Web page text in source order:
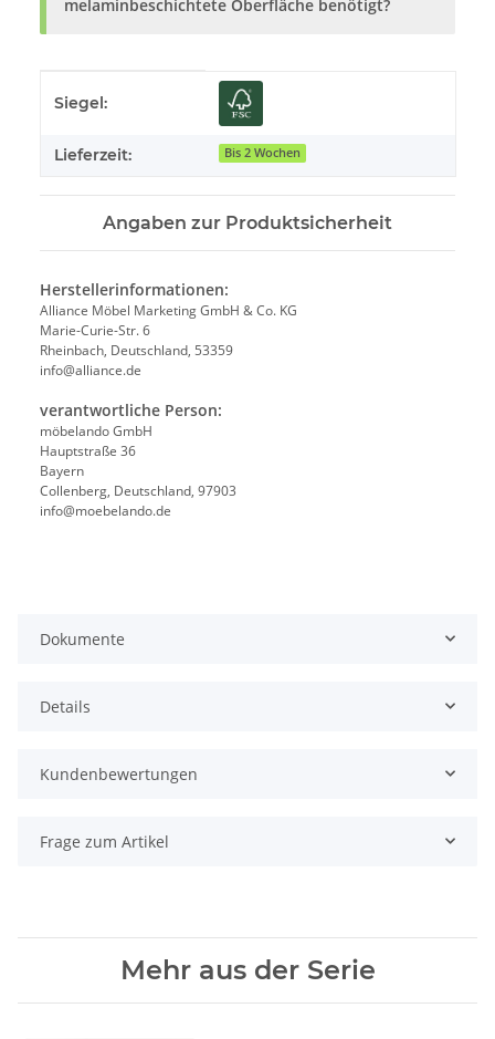
melaminbeschichtete Oberfläche benötigt?
Siegel:
Lieferzeit: Bis 2 Wochen
Angaben zur Produktsicherheit
Herstellerinformationen:
Alliance Möbel Marketing GmbH & Co. KG
Marie-Curie-Str. 6
Rheinbach, Deutschland, 53359
info@alliance.de
verantwortliche Person:
möbelando GmbH
Hauptstraße 36
Bayern
Collenberg, Deutschland, 97903
info@moebelando.de
Dokumente
Details
Kundenbewertungen
Frage zum Artikel
Mehr aus der Serie